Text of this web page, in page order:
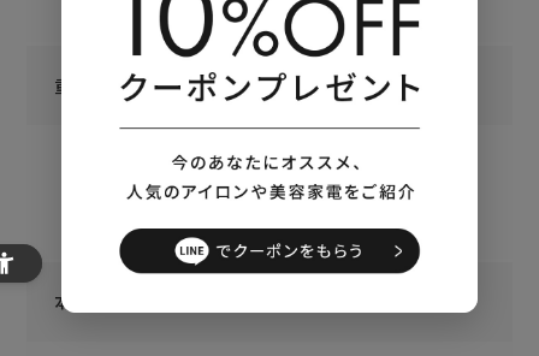
へ導く「ボディシャワーモード」の3つのモー
ドに片手で簡単に切り替え可能です。
重量
【シャワーヘッド】約240g
【カートリッジ】約33g
本体材質